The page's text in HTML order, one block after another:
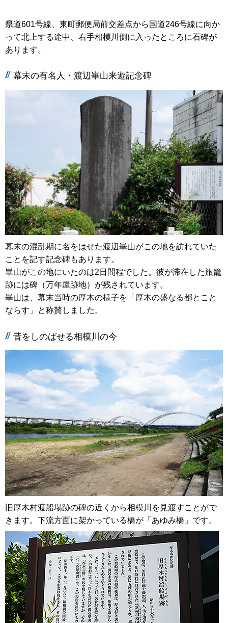
県道601号線、東町郵便局前交差点から国道246号線に向か
って北上する途中、右手相模川側に入ったところに石碑が
あります。
幕末の有名人・渡辺崋山来遊記念碑
幕末の混乱期に名をはせた渡辺崋山がこの地を訪れていた
ことを記す記念碑もあります。
崋山がこの地にいたのは2日間程でした。彼が滞在した旅籠
跡には碑（万年屋跡地）が残されています。
崋山は、幕末当時の厚木の様子を「厚木の盛なる都とこと
ならす」と称賛しました。
昔をしのばせる相模川の今
旧厚木村渡船場跡の碑の近くから相模川を見渡すことがで
きます。下流方面に架かっている橋が「あゆみ橋」です。